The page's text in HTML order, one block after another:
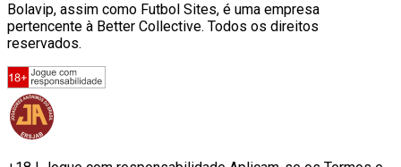
Bolavip, assim como Futbol Sites, é uma empresa
pertencente à Better Collective. Todos os direitos
reservados.